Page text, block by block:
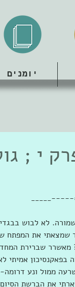
יומנים
י ;
_____
לא לבוש
שמצאתי את המפתח
שברירת
בפאקנסיכון אמיתי
ממול ונע
את הברשת